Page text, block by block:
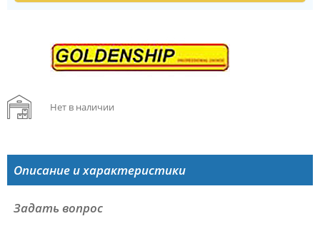
Нет в наличии
Описание и характеристики
Задать вопрос